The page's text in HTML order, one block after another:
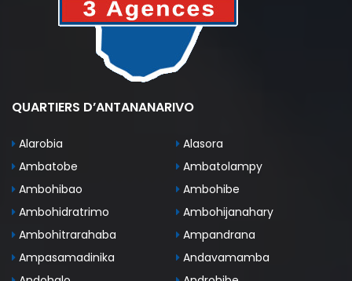
QUARTIERS D’ANTANANARIVO
Alarobia
Alasora
Ambatobe
Ambatolampy
Ambohibao
Ambohibe
Ambohidratrimo
Ambohijanahary
Ambohitrarahaba
Ampandrana
Ampasamadinika
Andavamamba